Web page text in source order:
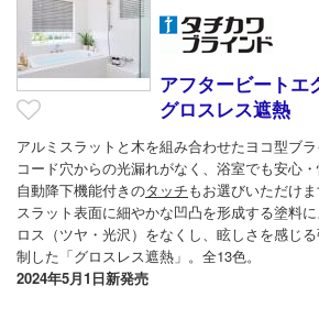
アフタービートエ
グロスレス遮熱
アルミスラットと木を組み合わせたヨコ型ブ
コード穴からの光漏れがなく、浴室でも安心・
自動降下機能付きのタッチもお選びいただけま
スラット表面に細やかな凹凸を形成する塗料
ロス（ツヤ・光沢）をなくし、眩しさを感じ
制した「グロスレス遮熱」。全13色。
2024年5月1日新発売